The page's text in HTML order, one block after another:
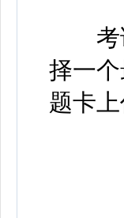
考试
择一
题卡